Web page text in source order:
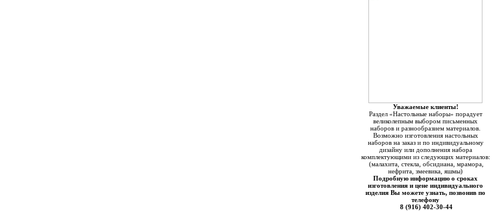
Уважаемые клиенты!
Раздел «Настольные наборы» порадует
великолепным выбором письменных
наборов и разнообразием материалов.
Возможно изготовления настольных
наборов на заказ и по индивидуальному
дизайну или дополнения набора
комплектующими из следующих материалов:
(малахита, стекла, обсидиана, мрамора,
нефрита, змеевика, яшмы)
Подробную информацию о сроках
изготовления и цене индивидуального
изделия Вы можете узнать, позвонив по
телефону
8 (916) 402-30-44